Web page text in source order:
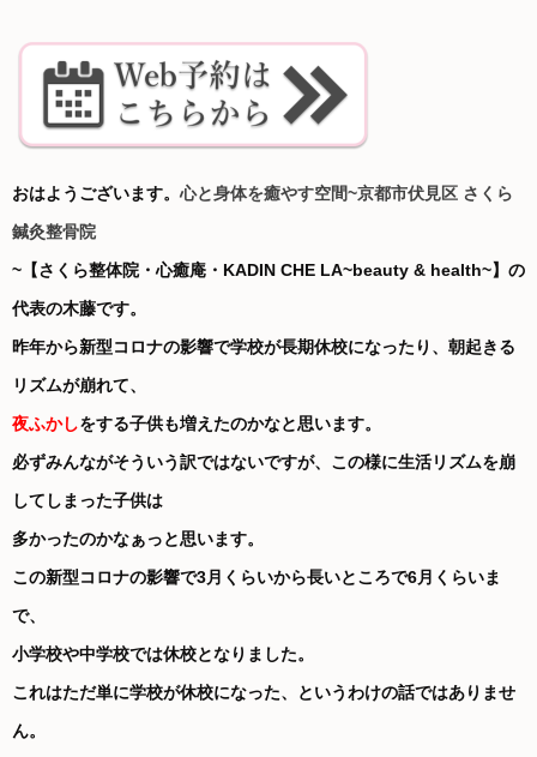
おはようございます。 心と身体を癒やす空間~京都市伏見区 さくら
鍼灸整骨院
~【さくら整体院・心癒庵・KADIN CHE LA~beauty & health~】の
代表の木藤です。
昨年から新型コロナの影響で学校が長期休校になったり、朝起きる
リズムが崩れて、
夜ふかしをする子供も増えたのかなと思います。
必ずみんながそういう訳ではないですが、この様に生活リズムを崩
してしまった子供は
多かったのかなぁっと思います。
この新型コロナの影響で3月くらいから長いところで6月くらいま
で、
小学校や中学校では休校となりました。
これはただ単に学校が休校になった、というわけの話ではありませ
ん。